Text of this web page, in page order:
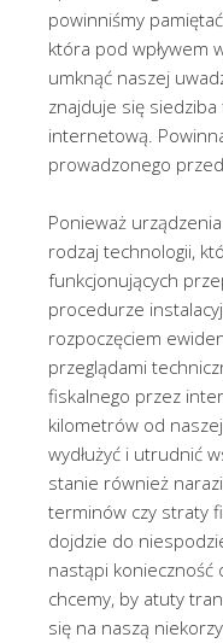
powinniśmy
która pod wpływem
umknąć naszej
znajduje się
internetową.
prowadzonego
Ponieważ
rodzaj technologii,
funkcjonujących
procedurze
rozpoczęciem
przeglądami
fiskalnego przez
kilometrów od
wydłużyć i utrudnić
stanie również
terminów czy straty
dojdzie do
nastąpi konieczność
chcemy, by atuty
się na naszą